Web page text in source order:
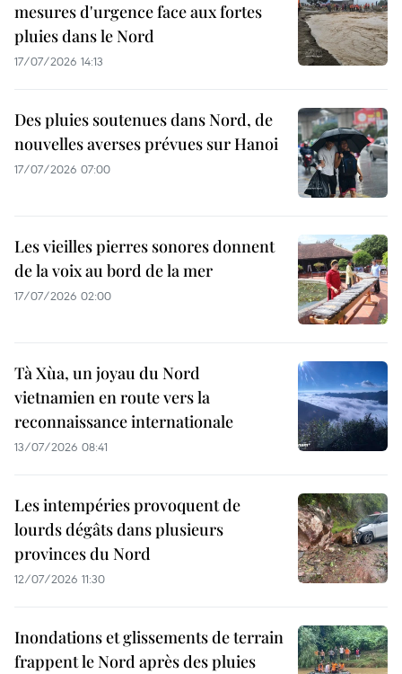
mesures d'urgence face aux fortes
pluies dans le Nord
17/07/2026 14:13
Des pluies soutenues dans Nord, de
nouvelles averses prévues sur Hanoi
17/07/2026 07:00
Les vieilles pierres sonores donnent
de la voix au bord de la mer
17/07/2026 02:00
Tà Xùa, un joyau du Nord
vietnamien en route vers la
reconnaissance internationale
13/07/2026 08:41
Les intempéries provoquent de
lourds dégâts dans plusieurs
provinces du Nord
12/07/2026 11:30
Inondations et glissements de terrain
frappent le Nord après des pluies